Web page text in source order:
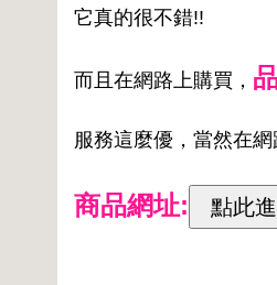
它真的很不錯!!
而且在網路上購買，
服務這麼優，當然在
商品網址: